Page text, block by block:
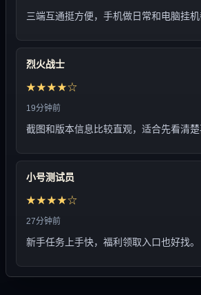
三端互通挺方便，手机做日常和电脑挂机
烈火战士
★★★★☆
19分钟前
截图和版本信息比较直观，适合先看清楚
小号测试员
★★★★☆
27分钟前
新手任务上手快，福利领取入口也好找。